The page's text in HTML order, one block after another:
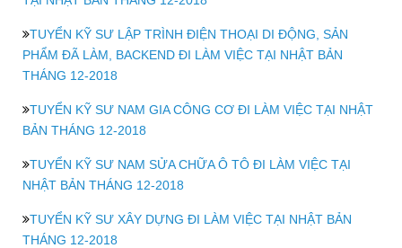
TUYỂN KỸ SƯ LẬP TRÌNH ĐIỆN THOẠI DI ĐỘNG, SẢN
PHẨM ĐÃ LÀM, BACKEND ĐI LÀM VIỆC TẠI NHẬT BẢN
THÁNG 12-2018
TUYỂN KỸ SƯ NAM GIA CÔNG CƠ ĐI LÀM VIỆC TẠI NHẬT
BẢN THÁNG 12-2018
TUYỂN KỸ SƯ NAM SỬA CHỮA Ô TÔ ĐI LÀM VIỆC TẠI
NHẬT BẢN THÁNG 12-2018
TUYỂN KỸ SƯ XÂY DỰNG ĐI LÀM VIỆC TẠI NHẬT BẢN
THÁNG 12-2018